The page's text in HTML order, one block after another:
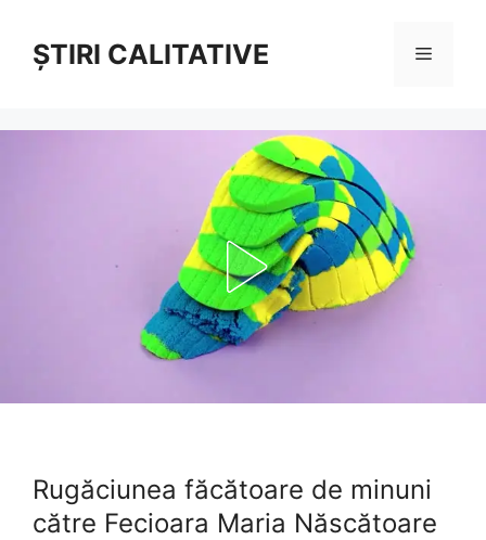
conținutȘTIRI CALITATIVE Meniu
Rugăciunea făcătoare de minuni
către Fecioara Maria Născătoare